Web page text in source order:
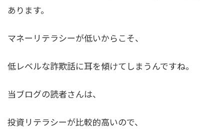
あります。
マネーリテラシーが低いからこそ、
低レベルな詐欺話に耳を傾けてしまうんですね。
当ブログの読者さんは、
投資リテラシーが比較的高いので、